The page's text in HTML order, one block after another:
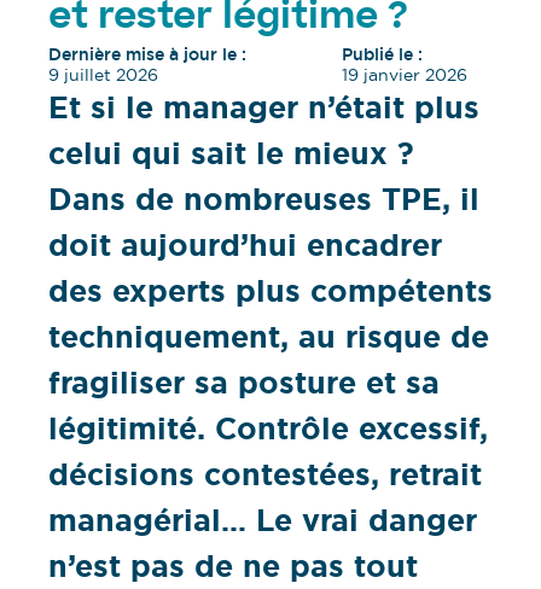
et rester légitime ?
Dernière mise à jour le :
9 juillet 2026
Publié le :
19 janvier 2026
Et si le manager n’était plus
celui qui sait le mieux ?
Dans de nombreuses TPE, il
doit aujourd’hui encadrer
des experts plus compétents
techniquement, au risque de
fragiliser sa posture et sa
légitimité. Contrôle excessif,
décisions contestées, retrait
managérial… Le vrai danger
n’est pas de ne pas tout